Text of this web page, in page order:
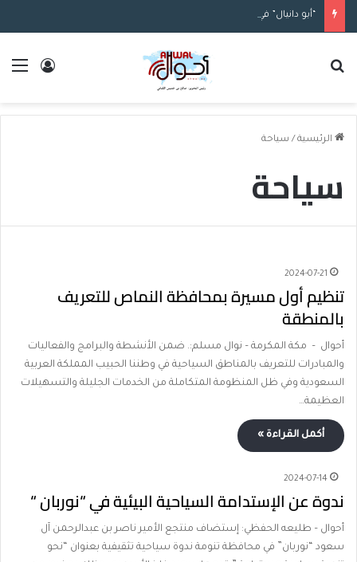
“أبو دانيال” في قلعة دمشق.. جدل حول تحويل الأثر إلى مساحة تجارية
الرئيسية / سياحة
سياحة
2024-07-21
تنظيم أول مسيرة بمحافظة النماص للتعريف
بالمنطقة
أحوال – مكة المكرمة – نوال مسلم:. ضمن الأنشطة والبرامج والفعاليات
والمبادرات للتعريف بالمناطق السياحية في وطننا الحبيب المملكة العربية
السعودية وفي ظل المنظومة المتكاملة من الخدمات الجليلة والتسهيلات
العظيمة…
أكمل القراءة »
2024-07-14
ندوة عن الإستدامة السياحية البيئية في “نوربان “
أحوال – طليعه الحفظي: إستضاف منتجع الأمير ناصر بن عبدالرحمن آل
سعود “نوربان” في محافظة تنومة ندوة سياحية تثقيفية بعنوان “نحو